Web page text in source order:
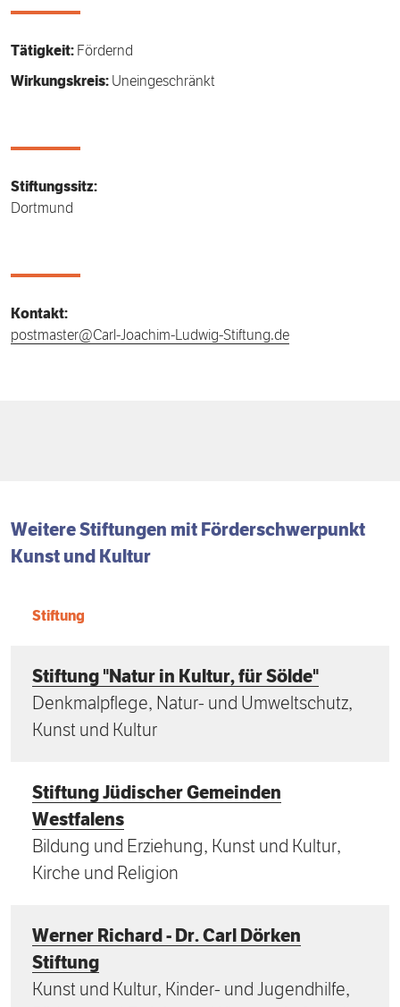
Tätigkeit: Fördernd
Wirkungskreis: Uneingeschränkt
Stiftungssitz:
Dortmund
Kontakt:
postmaster@Carl-Joachim-Ludwig-Stiftung.de
Weitere Stiftungen mit Förder­schwerpunkt
Kunst und Kultur
Stiftung
Stiftung "Natur in Kultur, für Sölde"
Denkmalpflege, Natur- und Umweltschutz,
Kunst und Kultur
Stiftung Jüdischer Gemeinden
Westfalens
Bildung und Erziehung, Kunst und Kultur,
Kirche und Religion
Werner Richard - Dr. Carl Dörken
Stiftung
Kunst und Kultur, Kinder- und Jugendhilfe,